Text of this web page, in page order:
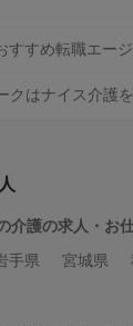
すすめ転職エー
クはナイス介護
介護の求人・お
手県 宮城県